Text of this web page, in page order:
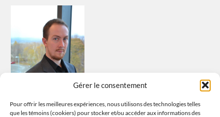
Gérer le consentement
Pour offrir les meilleures expériences, nous utilisons des technologies telles
que les témoins (cookiers) pour stocker et/ou accéder aux informations des